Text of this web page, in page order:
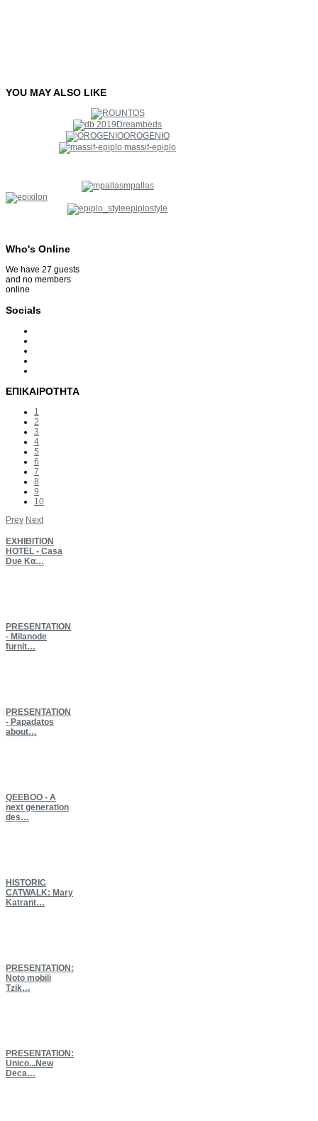
YOU MAYALSO LIKE
Dreambeds
OROGENIO
massif-epiplo
mpallas
epiplostyle
Who's Online
We have 27 guests
and no members
online
Socials
ΕΠΙΚΑΙΡΟΤΗΤΑ
1
2
3
4
5
6
7
8
9
10
Prev Next
EXHIBITION
HOTEL - Casa
Due Κα…
PRESENTATION
- Milanode
furnit…
PRESENTATION
- Papadatos
about…
QEEBOO - A
next generation
des…
HISTORIC
CATWALK: Mary
Katrant…
PRESENTATION:
Νoto mobili
Tzik…
PRESENTATION:
Unico...New
Deca…